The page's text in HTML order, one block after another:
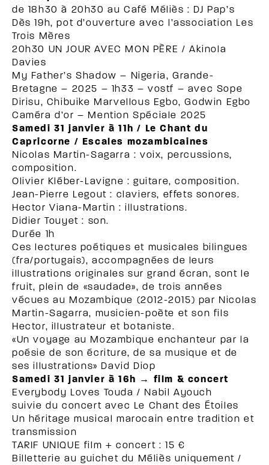
de 18h30 à 20h30 au Café Méliès : DJ Pap’s
Dès 19h, pot d’ouverture avec l’association Les
Trois Mères
20h30 UN JOUR AVEC MON PÈRE / Akinola
Davies
My Father’s Shadow – Nigeria, Grande-
Bretagne – 2025 – 1h33 – vostf – avec Sope
Dirisu, Chibuike Marvellous Egbo, Godwin Egbo
Caméra d’or – Mention Spéciale 2025
Samedi 31 janvier à 11h / Le Chant du
Capricorne / Escales mozambicaines
Nicolas Martin-Sagarra : voix, percussions,
composition.
Olivier Kléber-Lavigne : guitare, composition.
Jean-Pierre Legout : claviers, effets sonores.
Hector Viana-Martin : illustrations.
Didier Touyet : son.
Durée 1h
Ces lectures poétiques et musicales bilingues
(fra/portugais), accompagnées de leurs
illustrations originales sur grand écran, sont le
fruit, plein de «saudade», de trois années
vécues au Mozambique (2012-2015) par Nicolas
Martin-Sagarra, musicien-poète et son fils
Hector, illustrateur et botaniste.
«Un voyage au Mozambique enchanteur par la
poésie de son écriture, de sa musique et de
ses illustrations» David Diop
Samedi 31 janvier à 16h → film & concert
Everybody Loves Touda / Nabil Ayouch
suivie du concert avec Le Chant des Étoiles
Un héritage musical marocain entre tradition et
transmission
TARIF UNIQUE film + concert : 15 €
Billetterie au guichet du Méliès uniquement /